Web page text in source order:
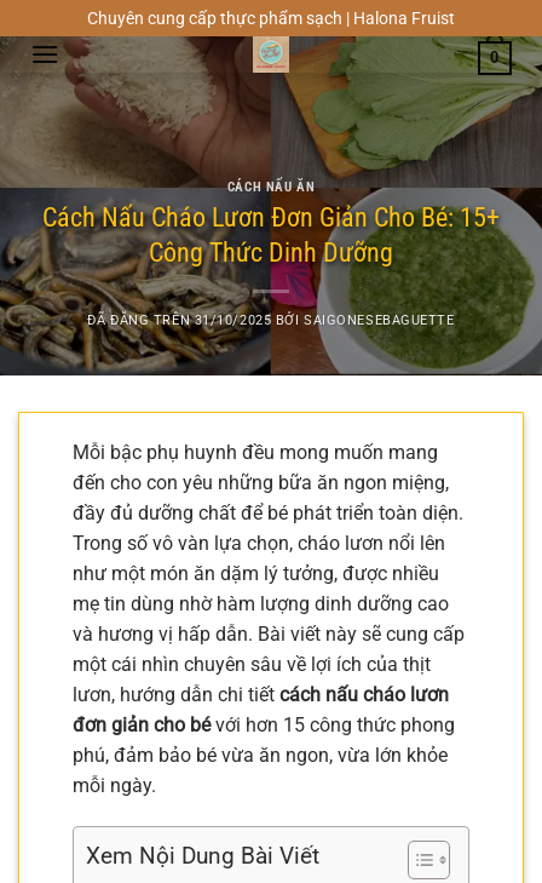
đến
nội
Chuyên cung cấp thực phẩm sạch | Halona Fruist
0
CÁCH NẤU ĂN
Cách Nấu Cháo Lươn Đơn Giản Cho Bé: 15+
Công Thức Dinh Dưỡng
ĐÃ ĐĂNG TRÊN31/10/2025 BỞISAIGONESEBAGUETTE
Mỗi bậc phụ huynh đều mong muốn mang
đến cho con yêu những bữa ăn ngon miệng,
đầy đủ dưỡng chất để bé phát triển toàn diện.
Trong số vô vàn lựa chọn, cháo lươn nổi lên
như một món ăn dặm lý tưởng, được nhiều
mẹ tin dùng nhờ hàm lượng dinh dưỡng cao
và hương vị hấp dẫn. Bài viết này sẽ cung cấp
một cái nhìn chuyên sâu về lợi ích của thịt
lươn, hướng dẫn chi tiết cách nấu cháo lươn
đơn giản cho bévới hơn 15 công thức phong
phú, đảm bảo bé vừa ăn ngon, vừa lớn khỏe
mỗi ngày.
Xem Nội Dung Bài Viết